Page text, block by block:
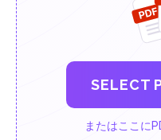
SELECT
またはここに